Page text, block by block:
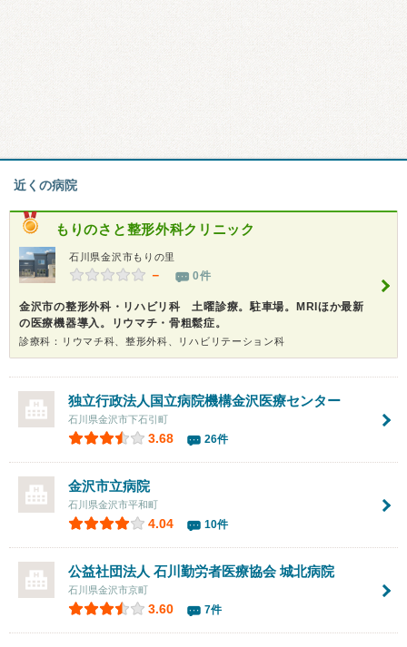
近くの病院
もりのさと整形外科クリニック
石川県金沢市もりの里
－ 0件
金沢市の整形外科・リハビリ科 土曜診療。駐車場。MRIほか最新
の医療機器導入。リウマチ・骨粗鬆症。
診療科：リウマチ科、整形外科、リハビリテーション科
独立行政法人国立病院機構金沢医療センター
石川県金沢市下石引町
3.68 26件
金沢市立病院
石川県金沢市平和町
4.04 10件
公益社団法人 石川勤労者医療協会 城北病院
石川県金沢市京町
3.60 7件